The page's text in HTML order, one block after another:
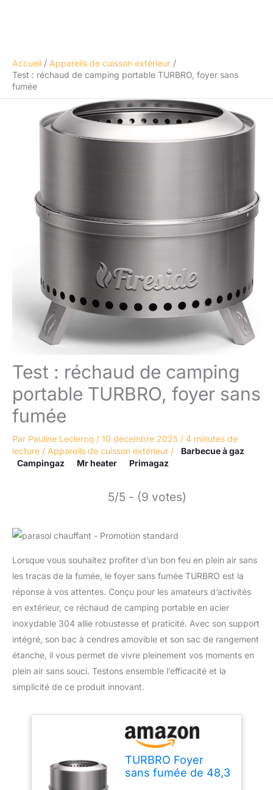
Accueil
Appareils de cuisson extérieur
Test : réchaud de camping portable TURBRO, foyer sans
fumée
Test : réchaud de camping
portable TURBRO, foyer sans
fumée
Par Pauline Leclercq / 10 décembre 2025 / 4 minutes de
lecture / Appareils de cuisson extérieur /
Barbecue à gaz
Campingaz
Mr heater Primagaz
5/5 - (9 votes)
Lorsque vous souhaitez profiter d’un bon feu en plein air sans
les tracas de la fumée, le foyer sans fumée TURBRO est la
réponse à vos attentes. Conçu pour les amateurs d’activités
en extérieur, ce réchaud de camping portable en acier
inoxydable 304 allie robustesse et praticité. Avec son support
intégré, son bac à cendres amovible et son sac de rangement
étanche, il vous permet de vivre pleinement vos moments en
plein air sans souci. Testons ensemble l’efficacité et la
simplicité de ce produit innovant.
TURBRO Foyer
sans fumée de 48,3